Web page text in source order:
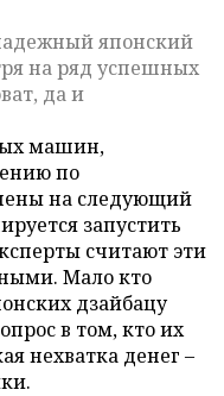
японский
на ряд успешных
да и
машин,
по
на следующий
запустить
считают эти
Мало кто
дзайбацу
в том, кто их
нехватка денег –